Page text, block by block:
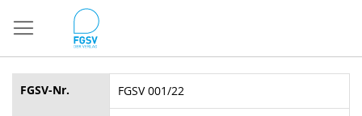
zum
Inhalt
FGSV-Nr. FGSV 001/22